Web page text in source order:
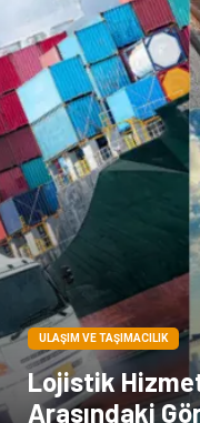
Hediyelik Eşya
Pazarlama
ULAŞIM VE TAŞIMACILIK
Lojistik
Arasındaki